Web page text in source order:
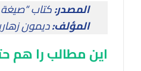
المصدر:كتاب
المؤلف:ديمون
این مطالب را هم